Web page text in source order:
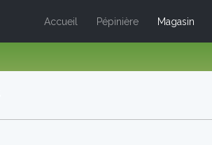
Accueil Pépinière Magasin